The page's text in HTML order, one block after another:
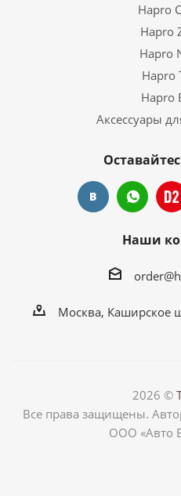
Hapro
Hapro
Hapro
Hapro
Hapro
Аксессуары
Наши
Москва, Каширское
2026 ©
Все права защищены.
ООО «Авто